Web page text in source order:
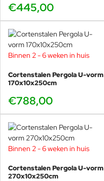
€445,00
Binnen 2 - 6 weken in huis
Cortenstalen Pergola U-vorm
170x10x250cm
€788,00
Binnen 2 - 6 weken in huis
Cortenstalen Pergola U-vorm
270x10x250cm